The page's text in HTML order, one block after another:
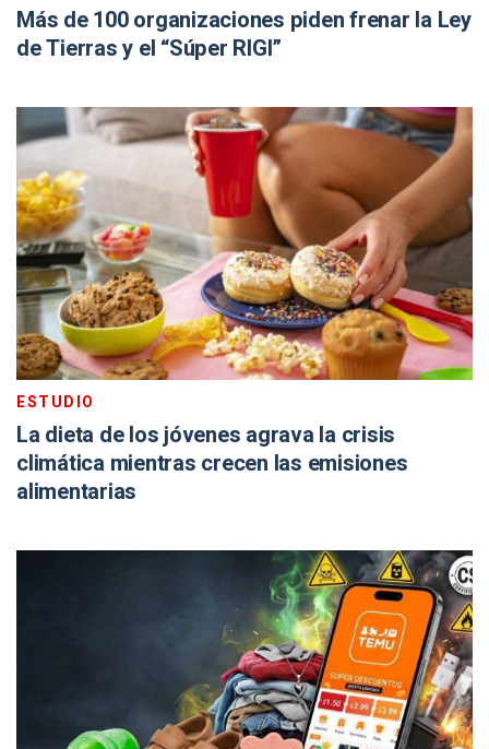
Más de 100 organizaciones piden frenar la Ley
de Tierras y el “Súper RIGI”
ESTUDIO
La dieta de los jóvenes agrava la crisis
climática mientras crecen las emisiones
alimentarias